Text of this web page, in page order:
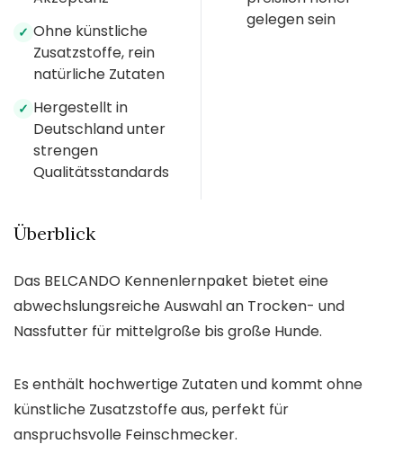
✓ Ohne künstliche
Zusatzstoffe, rein
natürliche Zutaten
✓ Hergestellt in
Deutschland unter
strengen
Qualitätsstandards
gelegen sein
Überblick
Das BELCANDO Kennenlernpaket bietet eine
abwechslungsreiche Auswahl an Trocken- und
Nassfutter für mittelgroße bis große Hunde.
Es enthält hochwertige Zutaten und kommt ohne
künstliche Zusatzstoffe aus, perfekt für
anspruchsvolle Feinschmecker.